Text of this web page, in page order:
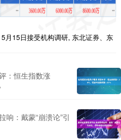
月15日接受机构调研, 东北证券、东
：恒生指数涨
响：戴蒙“崩溃论”引